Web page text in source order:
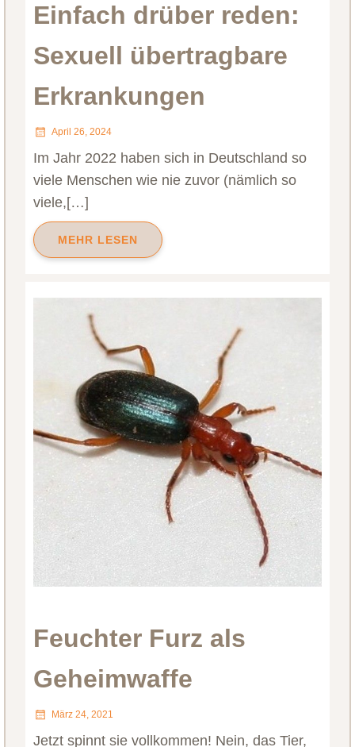
Einfach drüber reden:
Sexuell übertragbare
Erkrankungen
April 26, 2024
Im Jahr 2022 haben sich in Deutschland so
viele Menschen wie nie zuvor (nämlich so
viele,[…]
MEHR LESEN
Feuchter Furz als
Geheimwaffe
März 24, 2021
Jetzt spinnt sie vollkommen! Nein, das Tier,